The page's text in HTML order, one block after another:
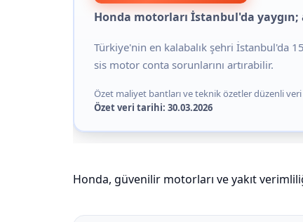
Honda motorları İstanbul'da yaygın;
Türkiye'nin en kalabalık şehri İstanbul'da
sis motor conta sorunlarını artırabilir.
Özet maliyet bantları ve teknik özetler düzenli
Özet veri tarihi: 30.03.2026
Honda, güvenilir motorları ve yakıt